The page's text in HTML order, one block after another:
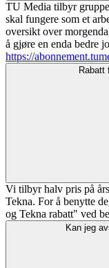
TU Media tilbyr
skal fungere som et
oversikt over
å gjøre en enda bedre
https://
Rabatt
Vi tilbyr halv pris på
Tekna. For å benytte
og Tekna rabatt" ved
Kan jeg